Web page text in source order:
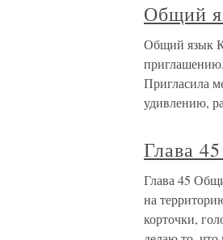
Общий
Общий язык
Пригласила
удивлению,
Глава
Глава 45
на
корточки,